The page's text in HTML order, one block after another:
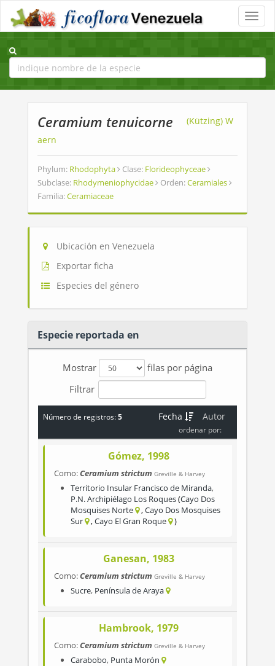
Toggle
Ceramium tenuicorne
(Kützing) W
aern
Phylum: Rhodophyta Clase: Florideophyceae
Subclase: Rhodymeniophycidae Orden:Ceramiales
Familia:Ceramiaceae
Ubicación en Venezuela
Exportar ficha
Especies del género
Especie reportada en
Mostrar
filas por página
Filtrar
Número de registros:5 Autor
Fecha
ordenar por:
Gómez, 1998
Como:Ceramium strictum Greville & Harvey
Territorio Insular Francisco de Miranda,
P.N. Archipiélago Los Roques Cayo Dos
Mosquises Norte
Cayo Dos Mosquises
Sur
Cayo El Gran Roque
Ganesan, 1983
Como:Ceramium strictum Greville & Harvey
Sucre, Península de Araya
Hambrook, 1979
Como:Ceramium strictum Greville & Harvey
Carabobo, Punta Morón